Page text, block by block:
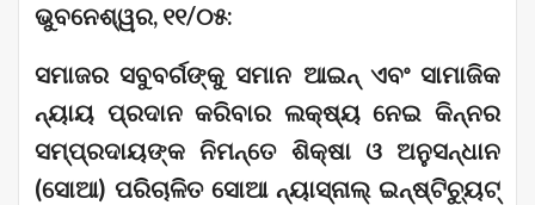
ଭୁବନେଶ୍ୱର, ୧୧/୦୫:
ସମାଜର ସବୁବର୍ଗଙ୍କୁ ସମାନ ଆଇନ୍ ଏବଂ ସାମାଜିକ
ନ୍ୟାୟ ପ୍ରଦାନ କରିବାର ଲକ୍ଷ୍ୟ ନେଇ କିନ୍ନର
ସମ୍ପ୍ରଦାୟଙ୍କ ନିମନ୍ତେ ଶିକ୍ଷା ଓ ଅନୁସନ୍ଧାନ
(ସୋଆ) ପରିଚାଳିତ ସୋଆ ନ୍ୟାସ୍‌ନାଲ୍ ଇନ୍‌ଷ୍ଟିଚ୍ୟୁଟ୍